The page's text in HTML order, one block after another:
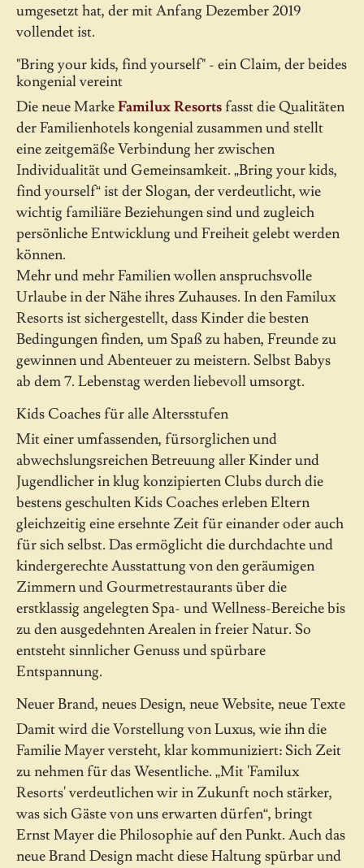
umgesetzt hat, der mit Anfang Dezember 2019
vollendet ist.
"Bring your kids, find yourself" - ein Claim, der beides
kongenial vereint
Die neue MarkeFamilux Resorts fasst die Qualitäten
der Familienhotels kongenial zusammen und stellt
eine zeitgemäße Verbindung her zwischen
Individualität und Gemeinsamkeit. „Bring your kids,
find yourself“ ist der Slogan, der verdeutlicht, wie
wichtig familiäre Beziehungen sind und zugleich
persönliche Entwicklung und Freiheit gelebt werden
können.
Mehr und mehr Familien wollen anspruchsvolle
Urlaube in der Nähe ihres Zuhauses. In den Familux
Resorts ist sichergestellt, dass Kinder die besten
Bedingungen finden, um Spaß zu haben, Freunde zu
gewinnen und Abenteuer zu meistern. Selbst Babys
ab dem 7. Lebenstag werden liebevoll umsorgt.
Kids Coaches für alle Altersstufen
Mit einer umfassenden, fürsorglichen und
abwechslungsreichen Betreuung aller Kinder und
Jugendlicher in klug konzipierten Clubs durch die
bestens geschulten Kids Coaches erleben Eltern
gleichzeitig eine ersehnte Zeit für einander oder auch
für sich selbst. Das ermöglicht die durchdachte und
kindergerechte Ausstattung von den geräumigen
Zimmern und Gourmetrestaurants über die
erstklassig angelegten Spa- und Wellness-Bereiche bis
zu den ausgedehnten Arealen in freier Natur. So
entsteht sinnlicher Genuss und spürbare
Entspannung.
Neuer Brand, neues Design, neue Website, neue Texte
Damit wird die Vorstellung von Luxus, wie ihn die
Familie Mayer versteht, klar kommuniziert: Sich Zeit
zu nehmen für das Wesentliche. „Mit 'Familux
Resorts' verdeutlichen wir in Zukunft noch stärker,
was sich Gäste von uns erwarten dürfen“, bringt
Ernst Mayer die Philosophie auf den Punkt. Auch das
neue Brand Design macht diese Haltung spürbar und